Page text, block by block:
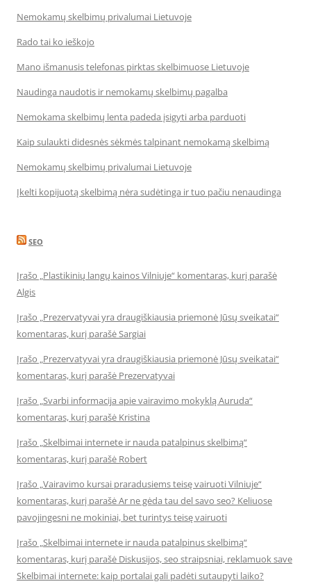
Nemokamų skelbimų privalumai Lietuvoje
Rado tai ko ieškojo
Mano išmanusis telefonas pirktas skelbimuose Lietuvoje
Naudinga naudotis ir nemokamų skelbimų pagalba
Nemokama skelbimų lenta padeda įsigyti arba parduoti
Kaip sulaukti didesnės sėkmės talpinant nemokamą skelbimą
Nemokamų skelbimų privalumai Lietuvoje
Įkelti kopijuotą skelbimą nėra sudėtinga ir tuo pačiu nenaudinga
SEO
Įrašo „Plastikinių langų kainos Vilniuje“ komentaras, kurį parašė
Algis
Įrašo „Prezervatyvai yra draugiškiausia priemonė Jūsų sveikatai“
komentaras, kurį parašė Sargiai
Įrašo „Prezervatyvai yra draugiškiausia priemonė Jūsų sveikatai“
komentaras, kurį parašė Prezervatyvai
Įrašo „Svarbi informacija apie vairavimo mokyklą Auruda“
komentaras, kurį parašė Kristina
Įrašo „Skelbimai internete ir nauda patalpinus skelbimą“
komentaras, kurį parašė Robert
Įrašo „Vairavimo kursai praradusiems teisę vairuoti Vilniuje“
komentaras, kurį parašė Ar ne gėda tau del savo seo? Keliuose
pavojingesni ne mokiniai, bet turintys teisę vairuoti
Įrašo „Skelbimai internete ir nauda patalpinus skelbimą“
komentaras, kurį parašė Diskusijos, seo straipsniai, reklamuok save
Skelbimai internete: kaip portalai gali padėti sutaupyti laiko?